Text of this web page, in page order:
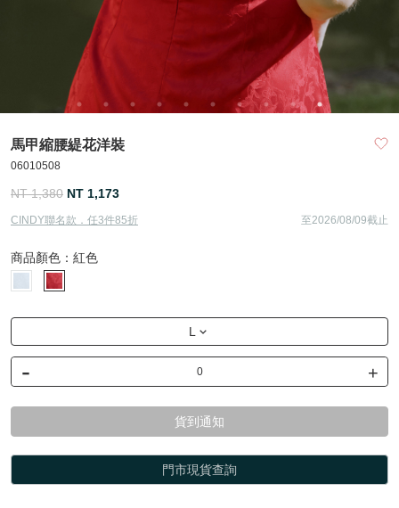
馬甲縮腰緹花洋裝
06010508
NT 1,380 NT 1,173
CINDY聯名款．任3件85折 至2026/08/09截止
商品顏色： 紅色
L
- +
貨到通知
門市現貨查詢